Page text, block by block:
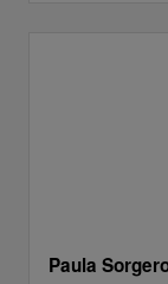
Paula